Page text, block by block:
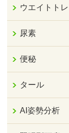
ウエイトト
尿素
便秘
タール
AI姿勢分析